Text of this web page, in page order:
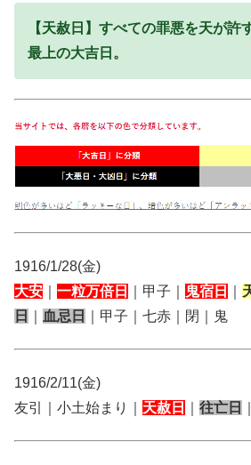
【天赦日】すべての罪悪を天が許
最上の大吉日。
1916/1/28(金)
大安
一粒万倍日 ｜甲子｜ 鬼宿日
日
血忌日 ｜甲子｜七赤｜閉｜鬼
1916/2/11(金)
友引｜小土始まり｜ 天赦日 往亡日